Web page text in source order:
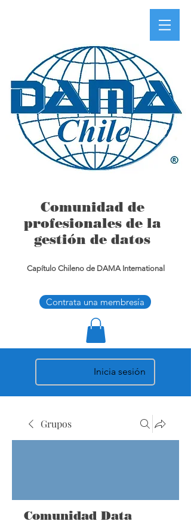
Comunidad de
profesionales de la
gestión de datos
Capítulo Chileno de DAMA International
Contrata una membresía
Inicia sesión
Grupos
Comunidad Data